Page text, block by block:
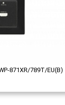
871XR/789T/EU(B)